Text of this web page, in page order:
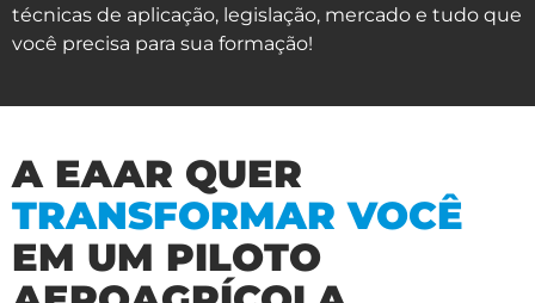
técnicas de aplicação, legislação, mercado e tudo que
você precisa para sua formação!
A EAAR QUER
TRANSFORMAR VOCÊ
EM UM PILOTO